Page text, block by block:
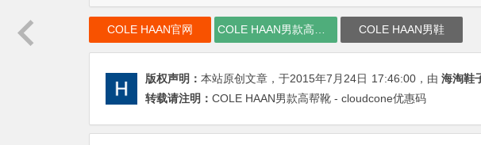
COLE HAAN官网 COLE HAAN男鞋
版权声明： 本站原创文章，于2015年7月24日 17:46:00 ，由 海淘鞋
转载请注明： COLE HAAN男款高帮靴 - cloudcone优惠码